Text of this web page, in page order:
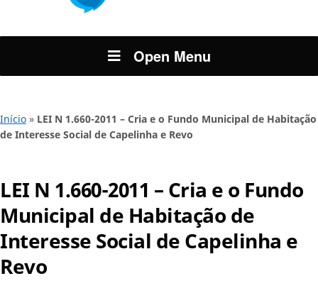
Open Menu
Início » LEI N 1.660-2011 – Cria e o Fundo Municipal de Habitação
de Interesse Social de Capelinha e Revo
LEI N 1.660-2011 – Cria e o Fundo
Municipal de Habitação de
Interesse Social de Capelinha e
Revo